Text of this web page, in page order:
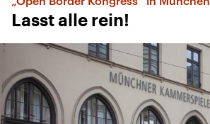
Lasst alle rein!